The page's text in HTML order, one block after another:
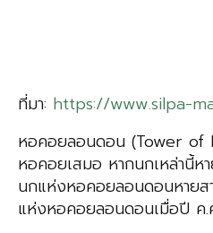
ที่มา: https://www.silpa-
หอคอยลอนดอน (Tower of
หอคอยเสมอ หากนกเหล่านี้ห
นกแห่งหอคอยลอนดอนหายส
แห่งหอคอยลอนดอนเมื่อปี ค.